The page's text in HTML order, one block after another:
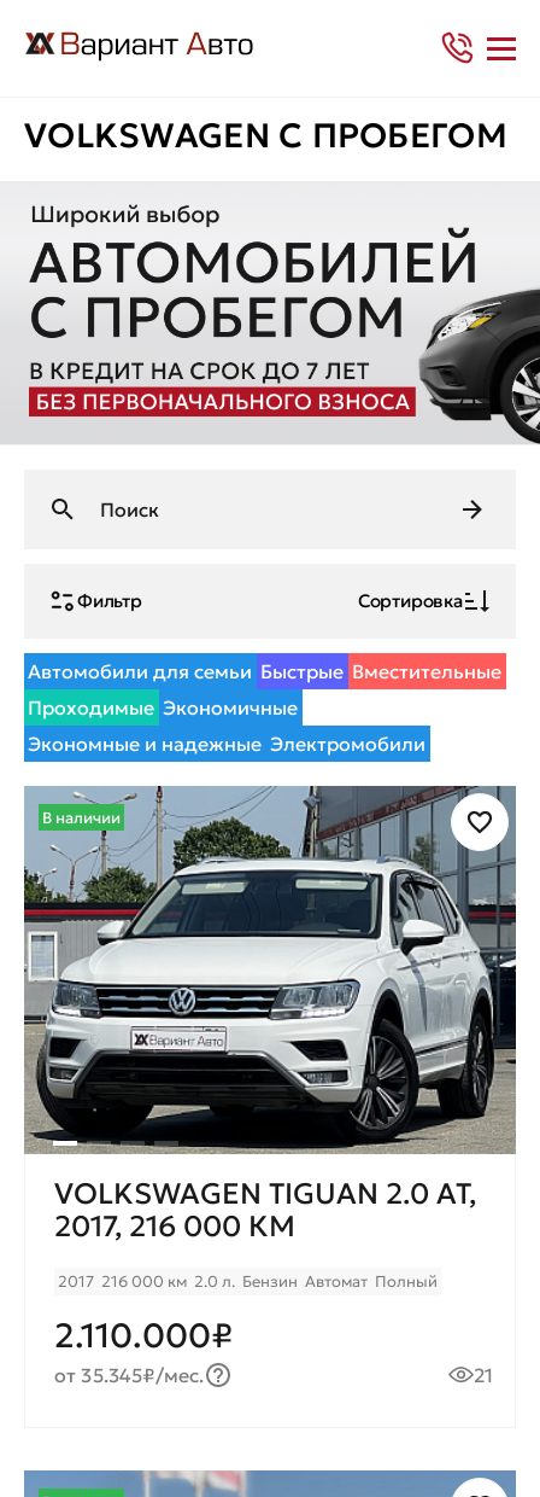
VOLKSWAGEN С ПРОБЕГОМ
Фильтр Сортировка
Автомобили для семьи Быстрые Вместительные
Проходимые Экономичные
Экономные и надежные Электромобили
В наличии
VOLKSWAGEN TIGUAN 2.0 AT,
2017, 216 000 КМ
2017 216 000 км 2.0 л. Бензин Автомат Полный
2.110.000₽
от 35.345₽/мес. 21